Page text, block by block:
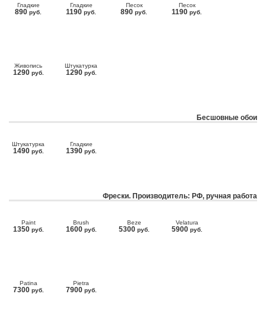
Гладкие
890 руб.
Гладкие
1190 руб.
Песок
890 руб.
Песок
1190 руб.
Живопись
1290 руб.
Штукатурка
1290 руб.
Бесшовные обои
Штукатурка
1490 руб.
Гладкие
1390 руб.
Фрески. Производитель: РФ, ручная работа
Paint
1350 руб.
Brush
1600 руб.
Beze
5300 руб.
Velatura
5900 руб.
Patina
7300 руб.
Pietra
7900 руб.